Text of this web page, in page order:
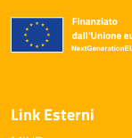
Link Esterni